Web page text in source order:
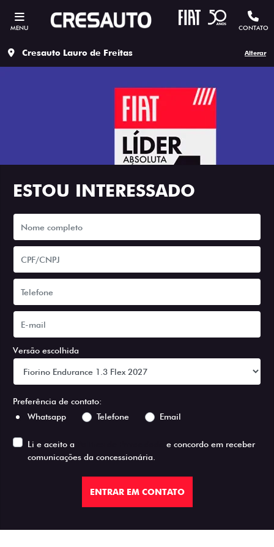
MENU CONTATO
Cresauto Lauro de Freitas Alterar
ESTOU INTERESSADO
Versão escolhida
Preferência de contato:
Whatsapp
Telefone Email
Li e aceito a
e concordo em receber
comunicações da concessionária.
ENTRAR EM CONTATO